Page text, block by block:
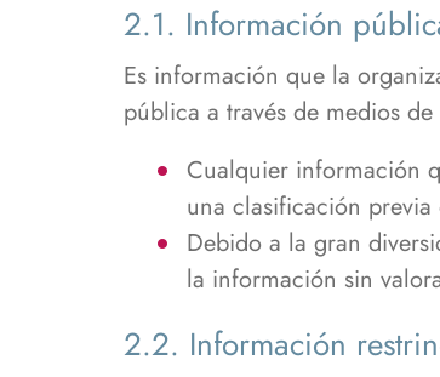
2.1. Información
Es información que la
pública a través de medios
Cualquier información
una clasificación
Debido a la gran
la información sin
2.2. Información